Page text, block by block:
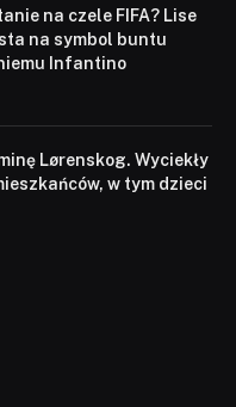
na czele FIFA? Lise
na symbol buntu
Infantino
Lørenskog. Wyciekły
w tym dzieci